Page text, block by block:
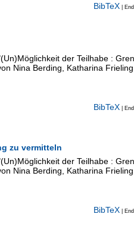
BibTeX |
der Teilhabe :
Nina Berding, Katharina
BibTeX |
zu vermitteln
der Teilhabe :
Nina Berding, Katharina
BibTeX |